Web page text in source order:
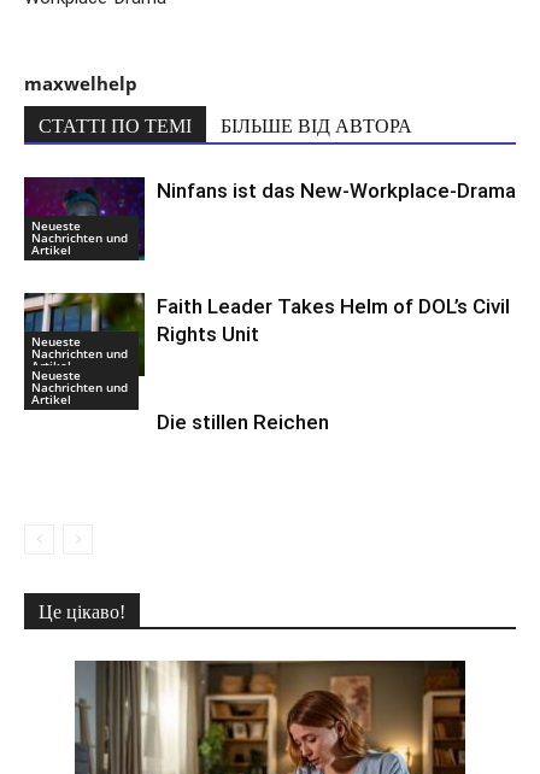
maxwelhelp
СТАТТІ ПО ТЕМІ БІЛЬШЕ ВІД АВТОРА
Neueste
Nachrichten und
Artikel
Ninfans ist das New-Workplace-Drama
Neueste
Nachrichten und
Artikel
Faith Leader Takes Helm of DOL’s Civil
Rights Unit
Neueste
Nachrichten und
Artikel
Die stillen Reichen
Це цікаво!